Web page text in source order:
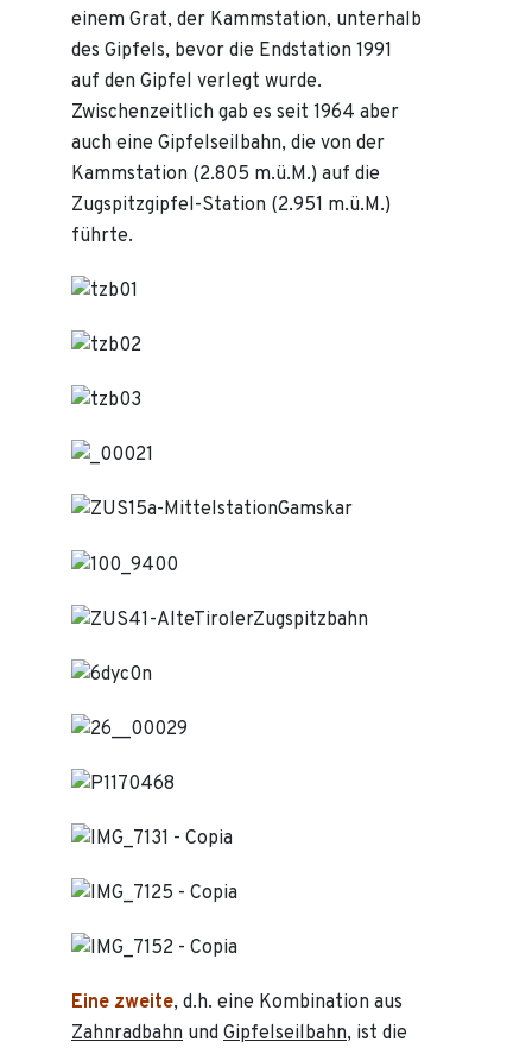
einem Grat, der Kammstation, unterhalb
des Gipfels, bevor die Endstation 1991
auf den Gipfel verlegt wurde.
Zwischenzeitlich gab es seit 1964 aber
auch eine Gipfelseilbahn, die von der
Kammstation (2.805 m.ü.M.) auf die
Zugspitzgipfel-Station (2.951 m.ü.M.)
führte.
Eine zweite, d.h. eine Kombination aus
Zahnradbahn und Gipfelseilbahn, ist die